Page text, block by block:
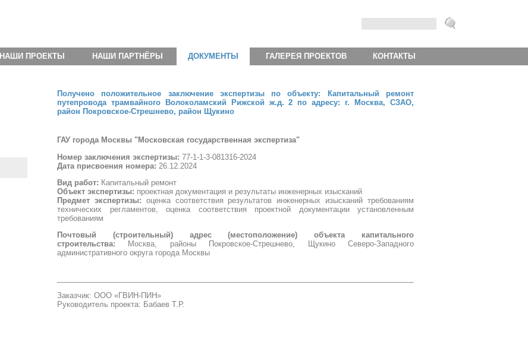
НАШИ ПРОЕКТЫ НАШИ ПАРТНЁРЫ ДОКУМЕНТЫ ГАЛЕРЕЯ ПРОЕКТОВ КОНТАКТЫ
Получено положительное заключение экспертизы по объекту: Капитальный ремонт
путепровода трамвайного Волоколамский Рижской ж.д. 2 по адресу: г. Москва, СЗАО,
район Покровское-Стрешнево, район Щукино
ГАУ города Москвы "Московская государственная экспертиза"
Номер заключения экспертизы: 77-1-1-3-081316-2024
Дата присвоения номера: 26.12.2024
Вид работ: Капитальный ремонт
Объект экспертизы: проектная документация и результаты инженерных изысканий
Предмет экспертизы: оценка соответствия результатов инженерных изысканий требованиям
технических регламентов, оценка соответствия проектной документации установленным
требованиям
Почтовый (строительный) адрес (местоположение) объекта капитального
строительства:
Москва, районы Покровское-Стрешнево, Щукино Северо-Западного
административного округа города Москвы
Заказчик: ООО «ГВИН-ПИН»
Руководитель проекта: Бабаев Т.Р.